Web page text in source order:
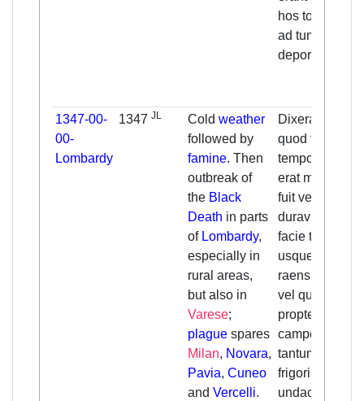
hos tollerent et
ad tumulum
deportarent.
1347-00-
00-
Lombardy
1347JL Coldweather
followed by
famine. Then
outbreak of
the Black
Death in parts
of Lombardy,
especially in
rural areas,
but also in
Varese;
plague spares
Milan, Novara,
Pavia,Cuneo
andVercelli.
Dixeram supra
quod tunc
temporis nix
erat magna et
fuit verum;
duravit super
facie terre
usque ad
raensis martii
vel quasi,
propter quam
campestria
tantum
frigoris et
undacionis